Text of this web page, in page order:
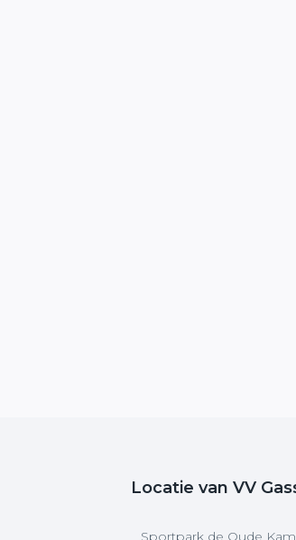
Locatie van VV
Sportpark de Oude